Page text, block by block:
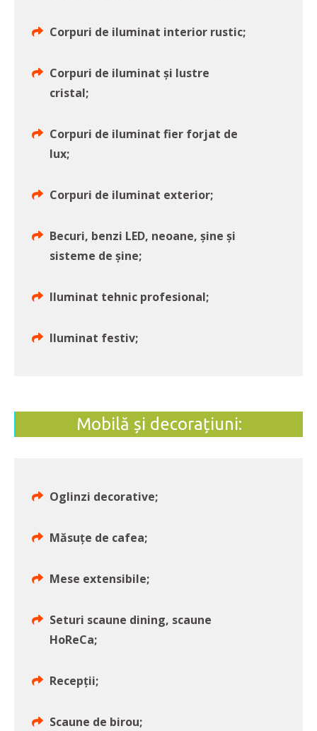
Corpuri de iluminat interior rustic;
Corpuri de iluminat și lustre
cristal;
Corpuri de iluminat fier forjat de
lux;
Corpuri de iluminat exterior;
Becuri, benzi LED, neoane, şine şi
sisteme de şine;
Iluminat tehnic profesional;
Iluminat festiv;
Mobilă și decorațiuni:
Oglinzi decorative;
Măsuțe de cafea;
Mese extensibile;
Seturi scaune dining, scaune
HoReCa;
Recepţii;
Scaune de birou;